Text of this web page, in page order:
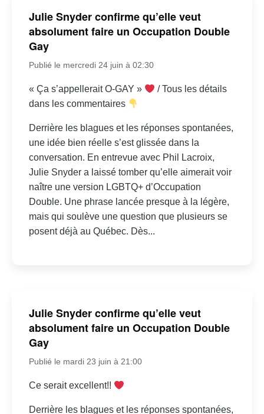
Julie Snyder confirme qu’elle veut
absolument faire un Occupation Double
Gay
Publié le mercredi 24 juin à 02:30
« Ça s’appellerait O-GAY »
/ Tous les détails
dans les commentaires
Derrière les blagues et les réponses spontanées,
une idée bien réelle s’est glissée dans la
conversation. En entrevue avec Phil Lacroix,
Julie Snyder a laissé tomber qu’elle aimerait voir
naître une version LGBTQ+ d’Occupation
Double. Une phrase lancée presque à la légère,
mais qui soulève une question que plusieurs se
posent déjà au Québec. Dès...
Julie Snyder confirme qu’elle veut
absolument faire un Occupation Double
Gay
Publié le mardi 23 juin à 21:00
Ce serait excellent!!
Derrière les blagues et les réponses spontanées,